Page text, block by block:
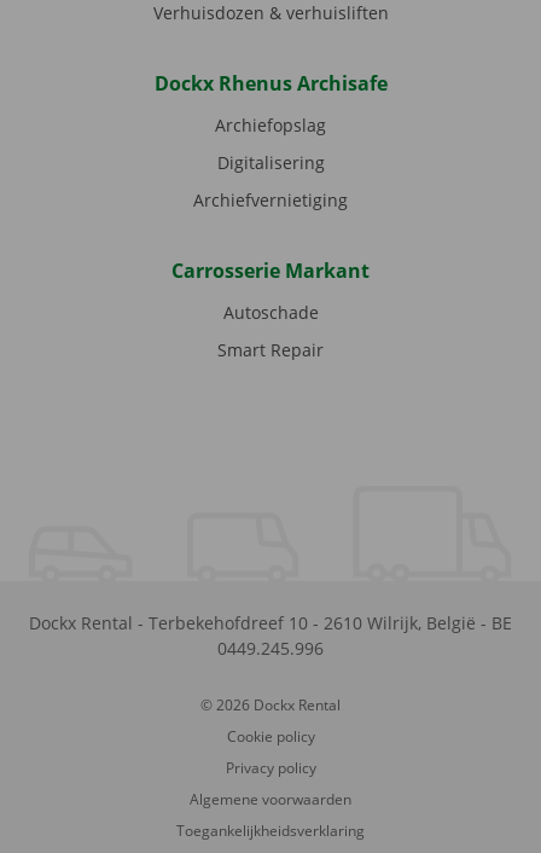
Verhuisdozen & verhuisliften
Dockx Rhenus Archisafe
Archiefopslag
Digitalisering
Archiefvernietiging
Carrosserie Markant
Autoschade
Smart Repair
Dockx Rental - Terbekehofdreef 10 - 2610 Wilrijk, België - BE
0449.245.996
© 2026 Dockx Rental
Cookie policy
Privacy policy
Algemene voorwaarden
Toegankelijkheidsverklaring